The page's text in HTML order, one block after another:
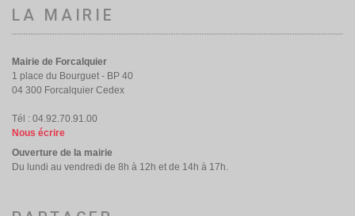
LA MAIRIE
Mairie de Forcalquier
1 place du Bourguet - BP 40
04 300 Forcalquier Cedex
Tél : 04.92.70.91.00
Nous écrire
Ouverture de la mairie
Du lundi au vendredi de 8h à 12h et de 14h à 17h.